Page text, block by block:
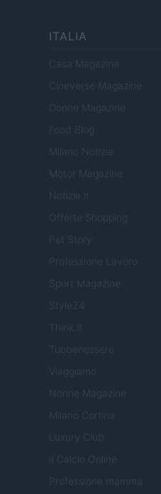
ITALIA
Casa Magazine
Cineverse Magazine
Donne Magazine
Food Blog
Milano Notizie
Motor Magazine
Notizie.it
Offerte Shopping
Professione Lavoro
Sport Magazine
Style24
Think.it
Tuobenessere
Viaggiamo
Nonne Magazine
Milano Cortina
Luxury Club
Il Calcio Online
Professione mamma